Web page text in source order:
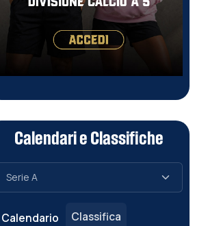
Calendari e Classifiche
Calendario Classifica